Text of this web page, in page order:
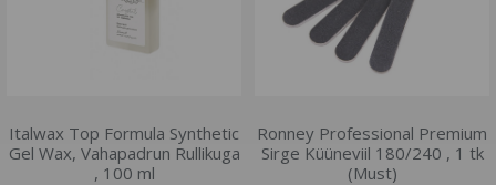
Italwax Top Formula Synthetic
Gel Wax, Vahapadrun Rullikuga
, 100 ml
Ronney Professional Premium
Sirge Küüneviil 180/240 , 1 tk
(Must)